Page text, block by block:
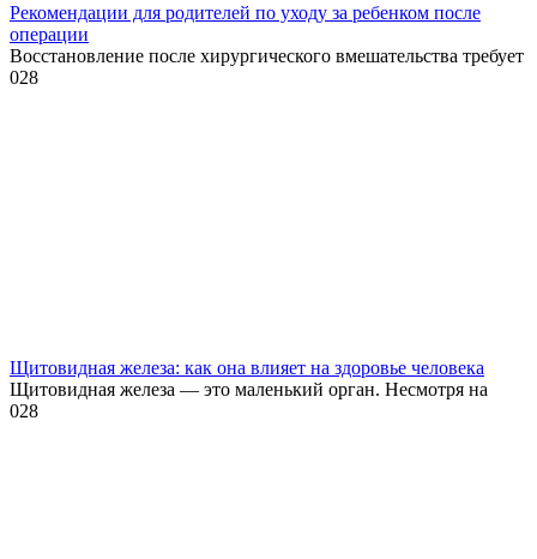
Рекомендации для родителей по уходу за ребенком после
операции
Восстановление после хирургического вмешательства требует
028
Щитовидная железа: как она влияет на здоровье человека
Щитовидная железа — это маленький орган. Несмотря на
028